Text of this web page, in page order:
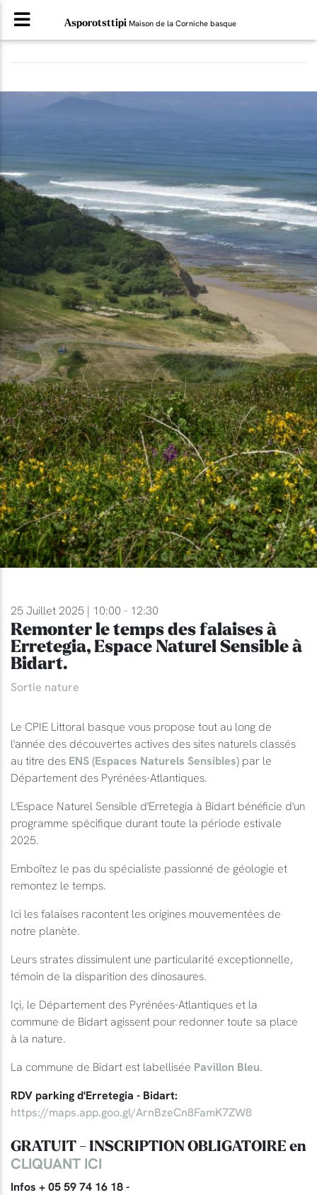
Asporotsttipi Maison de la Corniche basque
25 Juillet 2025 | 10:00 - 12:30
Remonter le temps des falaises à
Erretegia, Espace Naturel Sensible à
Bidart.
Sortie nature
Le CPIE Littoral basque vous propose tout au long de
l'année des découvertes actives des sites naturels classés
au titre des ENS (Espaces Naturels Sensibles) par le
Département des Pyrénées-Atlantiques.
L'Espace Naturel Sensible d'Erretegia à Bidart bénéficie d'un
programme spécifique durant toute la période estivale
2025.
Emboîtez le pas du spécialiste passionné de géologie et
remontez le temps.
Ici les falaises racontent les origines mouvementées de
notre planète.
Leurs strates dissimulent une particularité exceptionnelle,
témoin de la disparition des dinosaures.
Içi, le Département des Pyrénées-Atlantiques et la
commune de Bidart agissent pour redonner toute sa place
à la nature.
La commune de Bidart est labellisée Pavillon Bleu.
RDV parking d'Erretegia - Bidart:
https://maps.app.goo.gl/ArnBzeCn8FamK7ZW8
GRATUIT - INSCRIPTION OBLIGATOIRE en
CLIQUANT ICI
Infos + 05 59 74 16 18 -